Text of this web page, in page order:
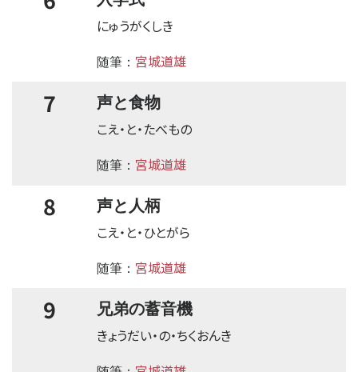
にゅうがくしき
随筆： 宮城道雄
7 声と食物
こえ・と・たべもの
随筆： 宮城道雄
8 声と人柄
こえ・と・ひとがら
随筆： 宮城道雄
9 兄弟の蓄音機
きょうだい・の・ちくおんき